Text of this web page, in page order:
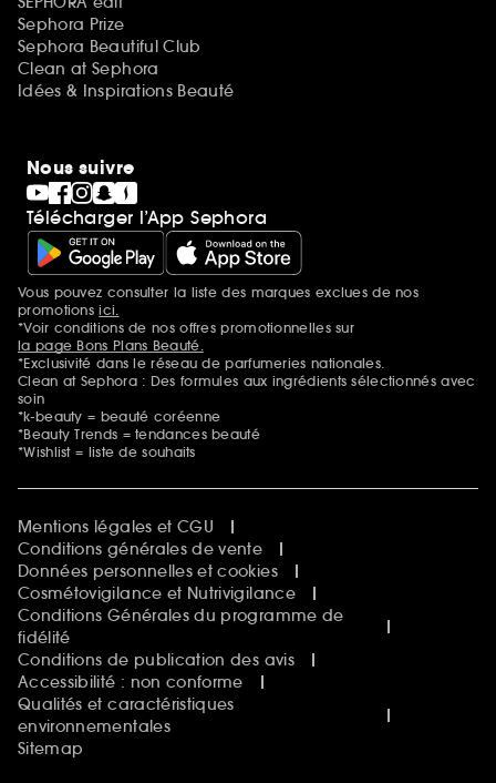
Sephora Prize
Sephora Beautiful Club
Clean at Sephora
Idées & Inspirations Beauté
Nous suivre
Télécharger l’App Sephora
Mentions additionnelles
Vous pouvez consulter la liste des marques exclues de nos
promotionsici.
*Voir conditions de nos offres promotionnelles sur
la page Bons Plans Beauté.
*Exclusivité dans le réseau de parfumeries nationales.
Clean at Sephora : Des formules aux ingrédients sélectionnés avec
soin
*k-beauty = beauté coréenne
*Beauty Trends = tendances beauté
*Wishlist = liste de souhaits
Mentions légales et CGU
Conditions générales de vente
Données personnelles et cookies
Cosmétovigilance et Nutrivigilance
Conditions Générales du programme de
fidélité
Conditions de publication des avis
Accessibilité : non conforme
Qualités et caractéristiques
environnementales
Sitemap